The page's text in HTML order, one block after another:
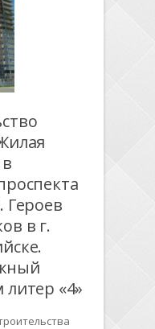
Героев
в г.
«4»